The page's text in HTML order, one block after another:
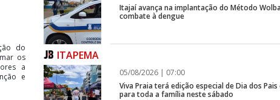
do
os
a
e
Itajaí avança na implantação do Método
combate à dengue
ITAPEMA
05/08/2026 | 07:00
Viva Praia terá edição especial de Dia dos
para toda a família neste sábado